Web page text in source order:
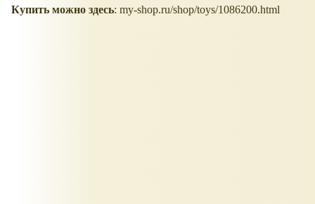
Купить можно здесь: my-shop.ru/shop/toys/1086200.html